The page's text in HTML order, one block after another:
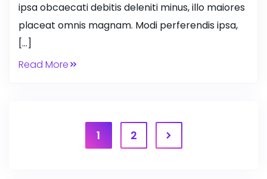
ipsa obcaecati debitis deleniti minus, illo maiores
placeat omnis magnam. Modi perferendis ipsa,
[…]
Read More
1 2